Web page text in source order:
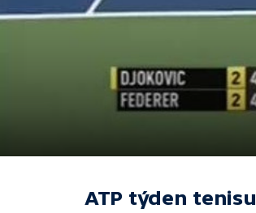
ATP týden tenisu